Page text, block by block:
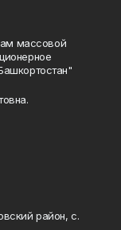
массовой
район, с.